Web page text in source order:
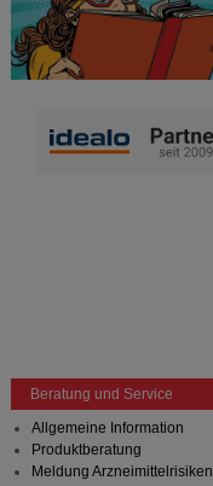
Beratung und Service
Allgemeine Information
Produktberatung
Meldung Arzneimittelrisiken